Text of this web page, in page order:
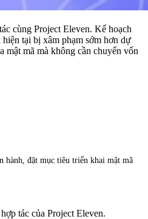
cùng Project Eleven. Kế hoạch
tại bị xâm phạm sớm hơn dự
mã mà không cần chuyển vốn
hành, đặt mục tiêu triển khai mật mã
tác của Project Eleven.